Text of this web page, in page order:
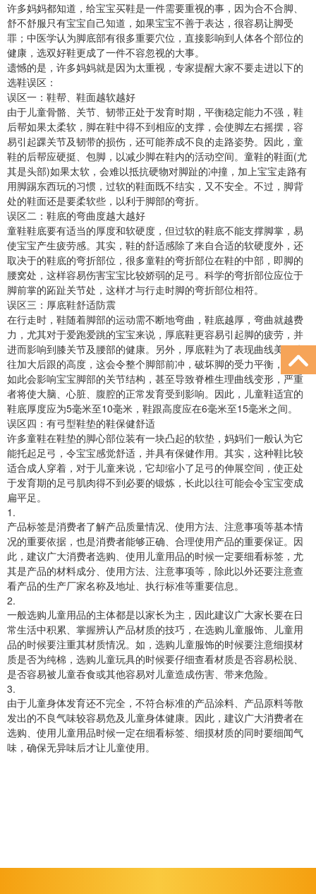
许多妈妈都知道，给宝宝买鞋是一件需要重视的事，因为合不合脚、
舒不舒服只有宝宝自己知道，如果宝宝不善于表达，很容易让脚受
罪；中医学认为脚底部有很多重要穴位，直接影响到人体各个部位的
健康，选双好鞋更成了一件不容忽视的大事。
遗憾的是，许多妈妈就是因为太重视，专家提醒大家不要走进以下的
选鞋误区：
误区一：鞋帮、鞋面越软越好
由于儿童骨骼、关节、韧带正处于发育时期，平衡稳定能力不强，鞋
后帮如果太柔软，脚在鞋中得不到相应的支撑，会使脚左右摇摆，容
易引起踝关节及韧带的损伤，还可能养成不良的走路姿势。因此，童
鞋的后帮应硬挺、包脚，以减少脚在鞋内的活动空间。童鞋的鞋面(尤
其是头部)如果太软，会难以抵抗硬物对脚趾的冲撞，加上宝宝走路有
用脚踢东西玩的习惯，过软的鞋面既不结实，又不安全。不过，脚背
处的鞋面还是要柔软些，以利于脚部的弯折。
误区二：鞋底的弯曲度越大越好
童鞋鞋底要有适当的厚度和软硬度，但过软的鞋底不能支撑脚掌，易
使宝宝产生疲劳感。其实，鞋的舒适感除了来自合适的软硬度外，还
取决于的鞋底的弯折部位，很多童鞋的弯折部位在鞋的中部，即脚的
腰窝处，这样容易伤害宝宝比较娇弱的足弓。科学的弯折部位应位于
脚前掌的跖趾关节处，这样才与行走时脚的弯折部位相符。
误区三：厚底鞋舒适防震
在行走时，鞋随着脚部的运动需不断地弯曲，鞋底越厚，弯曲就越费
力，尤其对于爱跑爱跳的宝宝来说，厚底鞋更容易引起脚的疲劳，并
进而影响到膝关节及腰部的健康。另外，厚底鞋为了表现曲线美，往
往加大后跟的高度，这会令整个脚部前冲，破坏脚的受力平衡，长期
如此会影响宝宝脚部的关节结构，甚至导致脊椎生理曲线变形，严重
者将使大脑、心脏、腹腔的正常发育受到影响。因此，儿童鞋适宜的
鞋底厚度应为5毫米至10毫米，鞋跟高度应在6毫米至15毫米之间。
误区四：有弓型鞋垫的鞋保健舒适
许多童鞋在鞋垫的脚心部位装有一块凸起的软垫，妈妈们一般认为它
能托起足弓，令宝宝感觉舒适，并具有保健作用。其实，这种鞋比较
适合成人穿着，对于儿童来说，它却缩小了足弓的伸展空间，使正处
于发育期的足弓肌肉得不到必要的锻炼，长此以往可能会令宝宝变成
扁平足。
1.
产品标签是消费者了解产品质量情况、使用方法、注意事项等基本情
况的重要依据，也是消费者能够正确、合理使用产品的重要保证。因
此，建议广大消费者选购、使用儿童用品的时候一定要细看标签，尤
其是产品的材料成分、使用方法、注意事项等，除此以外还要注意查
看产品的生产厂家名称及地址、执行标准等重要信息。
2.
一般选购儿童用品的主体都是以家长为主，因此建议广大家长要在日
常生活中积累、掌握辨认产品材质的技巧，在选购儿童服饰、儿童用
品的时候要注重其材质情况。如，选购儿童服饰的时候要注意细摸材
质是否为纯棉，选购儿童玩具的时候要仔细查看材质是否容易松脱、
是否容易被儿童吞食或其他容易对儿童造成伤害、带来危险。
3.
由于儿童身体发育还不完全，不符合标准的产品涂料、产品原料等散
发出的不良气味较容易危及儿童身体健康。因此，建议广大消费者在
选购、使用儿童用品时候一定在细看标签、细摸材质的同时要细闻气
味，确保无异味后才让儿童使用。